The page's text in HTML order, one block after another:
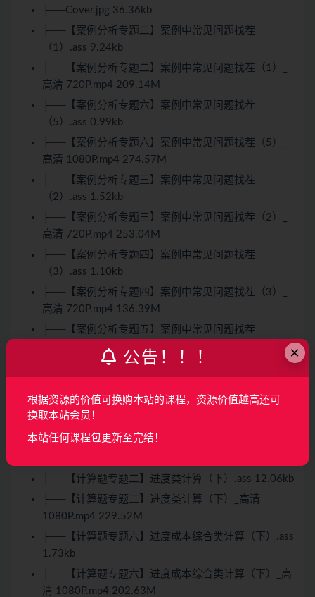
├──Cover.jpg 36.36kb
├──【案例分析专题二】案例中常见问题找茬
（1）.ass 9.24kb
├──【案例分析专题二】案例中常见问题找茬（1）_
高清 720P.mp4 209.14M
├──【案例分析专题六】案例中常见问题找茬
（5）.ass 0.99kb
├──【案例分析专题六】案例中常见问题找茬（5）_
高清 1080P.mp4 274.57M
├──【案例分析专题三】案例中常见问题找茬
（2）.ass 1.52kb
├──【案例分析专题三】案例中常见问题找茬（2）_
高清 720P.mp4 253.04M
├──【案例分析专题四】案例中常见问题找茬
（3）.ass 1.10kb
├──【案例分析专题四】案例中常见问题找茬（3）_
高清 720P.mp4 136.39M
├──【案例分析专题五】案例中常见问题找茬
（4）.ass 1.21kb
├──【案例分析专题五】案例中常见问题找茬（4）_
├──【案例分析专题一】案例简介、答题方法、要
点.ass 11.81kb
├──【案例分析专题一】案例简介、答题方法、要点_
├──【计算题专题二】进度类计算（下）.ass 12.06kb
├──【计算题专题二】进度类计算（下）_高清
1080P.mp4 229.52M
├──【计算题专题六】进度成本综合类计算（下）.ass
1.73kb
├──【计算题专题六】进度成本综合类计算（下）_高
清 1080P.mp4 202.63M
×
公告！！！
根据资源的价值可换购本站的课程，资源价值越高还可
换取本站会员！
本站任何课程包更新至完结！